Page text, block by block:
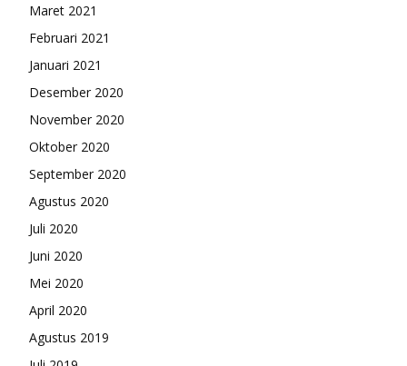
Maret 2021
Februari 2021
Januari 2021
Desember 2020
November 2020
Oktober 2020
September 2020
Agustus 2020
Juli 2020
Juni 2020
Mei 2020
April 2020
Agustus 2019